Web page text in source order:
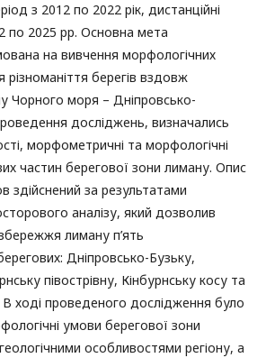
з 2012 по 2022 рік, дистанційні
по 2025 рр. Основна мета
на вивчення морфологічних
берегів вздовж
Чорного моря – Дніпровсько-
досліджень, визначались
морфометричні та морфологічні
частин берегової зони лиману. Опис
здійснений за результатами
аналізу, який дозволив
лиману п’ять
Дніпровсько-Бузьку,
півострівну, Кінбурнську косу та
В ході проведеного дослідження було
умови берегової зони
особливостями регіону, а